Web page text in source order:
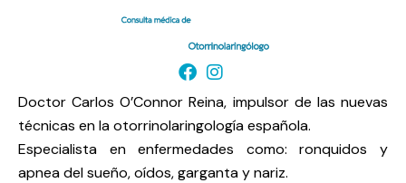
Doctor Carlos O’Connor Reina, impulsor de las nuevas
técnicas en la otorrinolaringología española.
Especialista en enfermedades como: ronquidos y
apnea del sueño, oídos, garganta y nariz.